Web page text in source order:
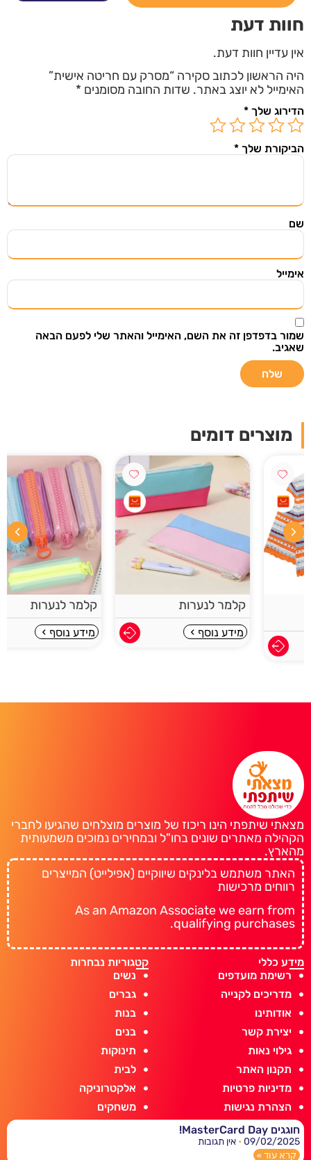
חוות דעת
אין עדיין חוות דעת.
היה הראשון לכתוב סקירה “מסרק עם חריטה אישית”
האימייל לא יוצג באתר. שדות החובה מסומנים *
הדירוג שלך *
הביקורת שלך *
שם
אימייל
שמור בדפדפן זה את השם, האימייל והאתר שלי לפעם הבאה
שאגיב.
מוצרים דומים
קלמר לנערות
מידע נוסף
קלמר לנערות
מידע נוסף
מצאתי שיתפתי הינו ריכוז של מוצרים מוצלחים שהגיעו לחברי
הקהילה מאתרים שונים בחו"ל ובמחירים נמוכים משמעותית
מהארץ.
האתר משתמש בלינקים שיווקיים (אפילייט) המייצרים
רווחים מרכישות
As an Amazon Associate we earn from
qualifying purchases.
מידע כללי
רשימת מועדפים
מדריכים לקנייה
אודותינו
יצירת קשר
גילוי נאות
תקנון האתר
מדיניות פרטיות
הצהרת נגישות
קטגוריות נבחרות
נשים
גברים
בנות
בנים
תינוקות
לבית
אלקטרוניקה
משחקים
חוגגים MasterCard Day!
09/02/2025 אין תגובות
קרא עוד »
השארו מעודכנים
מובילים בעולם.